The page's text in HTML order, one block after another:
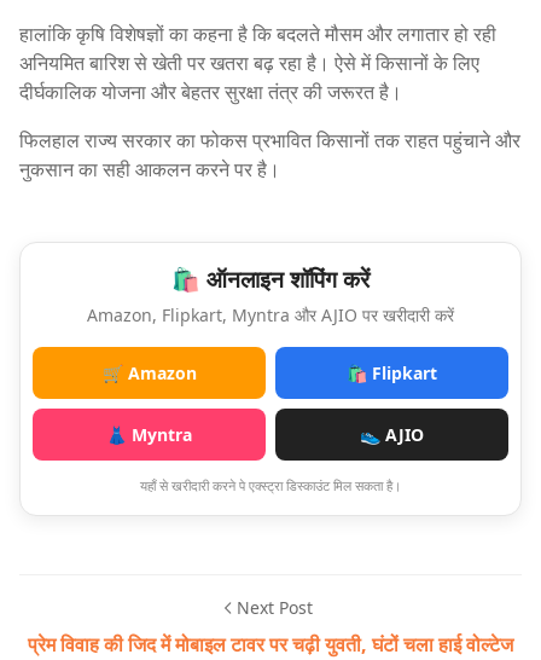
हालांकि कृषि विशेषज्ञों का कहना है कि बदलते मौसम और लगातार हो रही
अनियमित बारिश से खेती पर खतरा बढ़ रहा है। ऐसे में किसानों के लिए
दीर्घकालिक योजना और बेहतर सुरक्षा तंत्र की जरूरत है।
फिलहाल राज्य सरकार का फोकस प्रभावित किसानों तक राहत पहुंचाने और
नुकसान का सही आकलन करने पर है।
🛍️ ऑनलाइन शॉपिंग करें
Amazon, Flipkart, Myntra और AJIO पर खरीदारी करें
🛒 Amazon 🛍️ Flipkart
👗 Myntra 👟 AJIO
यहाँ से खरीदारी करने पे एक्स्ट्रा डिस्काउंट मिल सकता है।
Next Post
प्रेम विवाह की जिद में मोबाइल टावर पर चढ़ी युवती, घंटों चला हाई वोल्टेज